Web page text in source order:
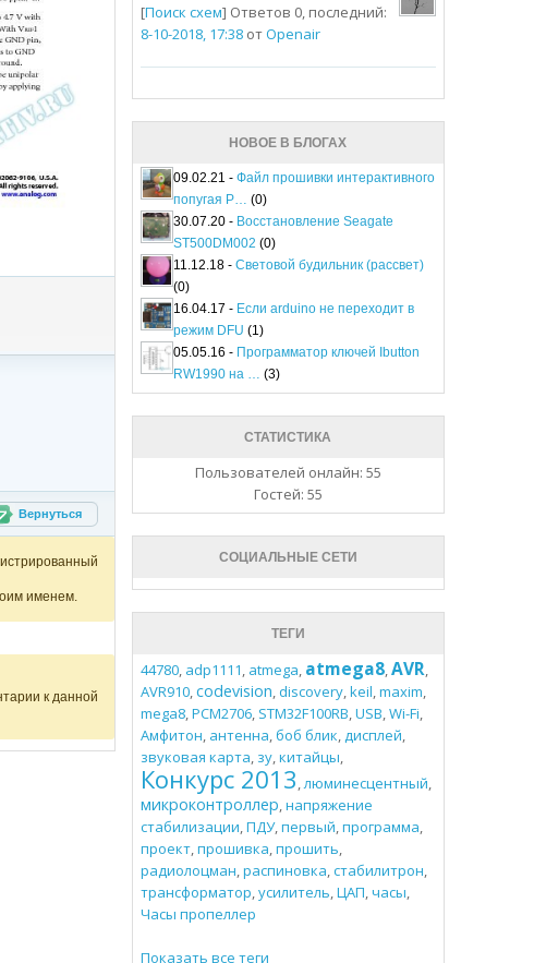
Вернуться
именем.
к данной
[Поиск схем] Ответов 0, последний:
8-10-2018, 17:38отOpenair
НОВОЕ В БЛОГАХ
09.02.21 - Файл прошивки интерактивного
попугая P… (0)
30.07.20 - Восстановление Seagate
ST500DM002 (0)
11.12.18 - Световой будильник (рассвет)
(0)
16.04.17 - Если arduino не переходит в
режим DFU (1)
05.05.16 - Программатор ключей Ibutton
RW1990 на … (3)
СТАТИСТИКА
Пользователей онлайн: 55
Гостей: 55
СОЦИАЛЬНЫЕ СЕТИ
ТЕГИ
44780, adp1111, atmega, atmega8,AVR,
AVR910,codevision,discovery,keil,maxim,
mega8,PCM2706, STM32F100RB,USB,Wi-Fi,
Амфитон, антенна,боб блик,дисплей,
звуковая карта, зу,китайцы,
Конкурс 2013,люминесцентный,
микроконтроллер,напряжение
стабилизации,ПДУ,первый,программа,
проект,прошивка,прошить,
радиолоцман,распиновка,стабилитрон,
трансформатор,усилитель,ЦАП,часы,
Часы пропеллер
Показать все теги